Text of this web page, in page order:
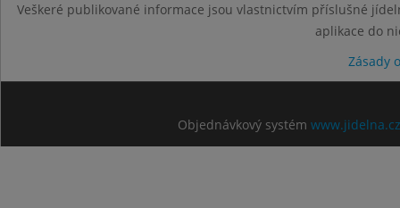
Veškeré publikované informace jsou vlastnictvím příslušné
aplikace do
Zásady
Objednávkový systém www.jidelna.cz